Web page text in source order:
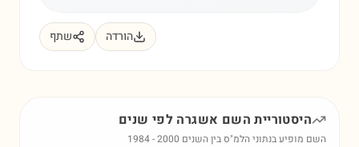
הורדה שתף
היסטוריית השם אשגרה לפי שנים
השם מופיע בנתוני הלמ"ס בין השנים 1984-2000